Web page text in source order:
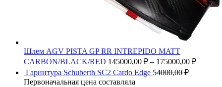
Шлем AGV PISTA GP RR INTREPIDO MATT
CARBON/BLACK/RED 145000,00 ₽ – 175000,00 ₽
Гарнитура Schuberth SC2 Cardo Edge 54000,00₽
Первоначальная цена составляла